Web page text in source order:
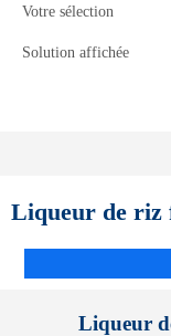
Votre sélection
Solution affichée
Liqueur de riz
Liqueur